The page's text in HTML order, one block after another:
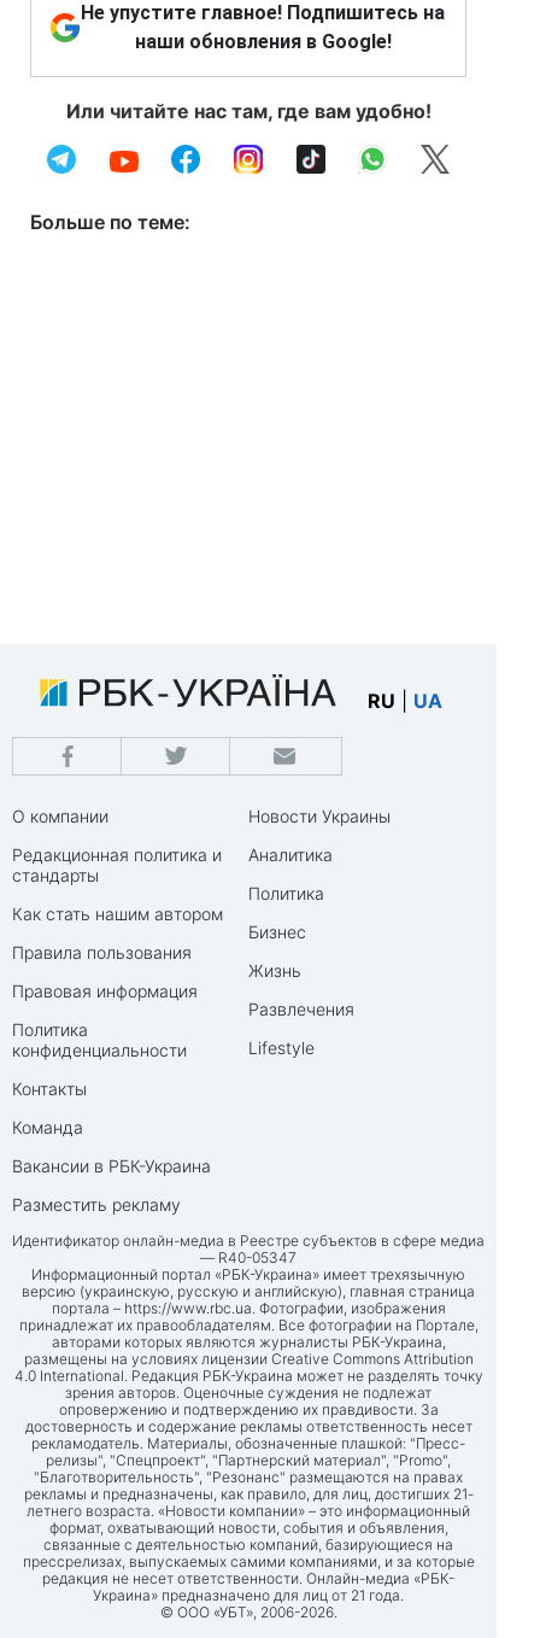
Не упустите главное! Подпишитесь на
наши обновления в Google!
Или читайте нас там, где вам удобно!
Больше по теме:
RU UA
О компании
Редакционная политика и
стандарты
Как стать нашим автором
Правила пользования
Правовая информация
Политика
конфиденциальности
Контакты
Команда
Вакансии в РБК-Украина
Разместить рекламу
Новости Украины
Аналитика
Политика
Бизнес
Жизнь
Развлечения
Lifestyle
Идентификатор онлайн-медиа в Реестре субъектов в сфере медиа
— R40-05347
Информационный портал «РБК-Украина» имеет трехязычную
версию (украинскую, русскую и английскую), главная страница
портала – https://www.rbc.ua. Фотографии, изображения
принадлежат их правообладателям. Все фотографии на Портале,
авторами которых являются журналисты РБК-Украина,
размещены на условиях лицензии Creative Commons Attribution
4.0 International. Редакция РБК-Украина может не разделять точку
зрения авторов. Оценочные суждения не подлежат
опровержению и подтверждению их правдивости. За
достоверность и содержание рекламы ответственность несет
рекламодатель. Материалы, обозначенные плашкой: "Пресс-
релизы", "Спецпроект", "Партнерский материал", "Promo",
"Благотворительность", "Резонанс" размещаются на правах
рекламы и предназначены, как правило, для лиц, достигших 21-
летнего возраста. «Новости компании» – это информационный
формат, охватывающий новости, события и объявления,
связанные с деятельностью компаний, базирующиеся на
прессрелизах, выпускаемых самими компаниями, и за которые
редакция не несет ответственности. Онлайн-медиа «РБК-
Украина» предназначено для лиц от 21 года.
© ООО «УБТ», 2006-2026.